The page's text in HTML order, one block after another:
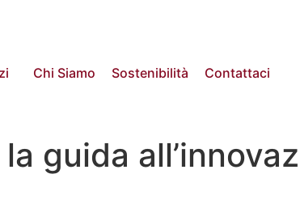
Chi Siamo Sostenibilità Contattaci
guida